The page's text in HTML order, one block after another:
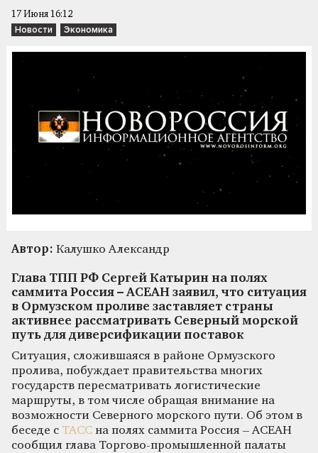
17 Июня 16:12
Новости Экономика
Автор: Калушко Александр
Глава ТПП РФ Сергей Катырин на полях
саммита Россия – АСЕАН заявил, что ситуация
в Ормузском проливе заставляет страны
активнее рассматривать Северный морской
путь для диверсификации поставок
Ситуация, сложившаяся в районе Ормузского
пролива, побуждает правительства многих
государств пересматривать логистические
маршруты, в том числе обращая внимание на
возможности Северного морского пути. Об этом в
беседе с ТАСС на полях саммита Россия – АСЕАН
сообщил глава Торгово-промышленной палаты